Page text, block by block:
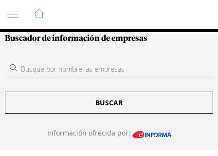
Guía de Empresas Colombianas
Buscador de información de empresas
BUSCAR
Información ofrecida por: